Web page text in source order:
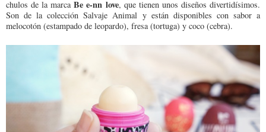
chulos de la marcaBe e-nn love, que tienen unos diseños divertidísimos.
Son de la colección Salvaje Animal y están disponibles con sabor a
melocotón (estampado de leopardo), fresa (tortuga) y coco (cebra).